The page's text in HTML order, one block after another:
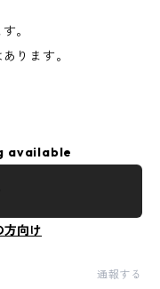
。
ります。
available
方向け
通報する